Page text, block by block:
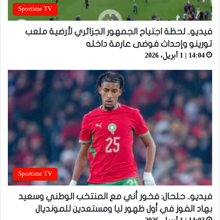
Sportime TV
فيديو.. لحظة اجتياح الجمهور الجزائري لأرضية ملعب
تورينو وإحداث فوضى عارمة داخله
14:04 | 1 أبريل، 2026
Sportime TV
فيديو.. حلحال: فخور أني مع المنتخب الوطني وسعيد
بهاد الفوز في أول ظهور ليا ومستعدين للمونديال